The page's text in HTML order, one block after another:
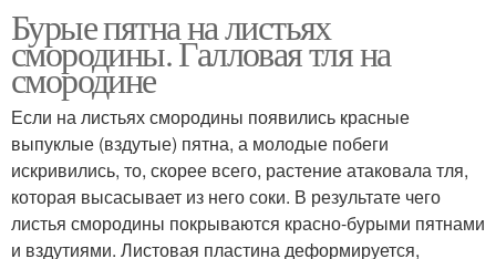
Бурые пятна на листьях
смородины. Галловая тля на
смородине
Если на листьях смородины появились красные
выпуклые (вздутые) пятна, а молодые побеги
искривились, то, скорее всего, растение атаковала тля,
которая высасывает из него соки. В результате чего
листья смородины покрываются красно-бурыми пятнами
и вздутиями. Листовая пластина деформируется,